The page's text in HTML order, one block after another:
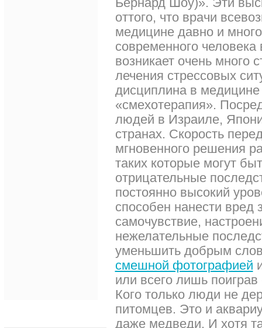
оттого, что врачи
медицине давно и
современного человека
возникает очень много
лечения стрессовых
дисциплина в медицине
«смехотерапия».
людей в Израиле,
странах. Скорость
мгновенного решения
таких которые могут
отрицательные
постоянно высокий
способен нанести вред
самочувствие,
нежелательные
уменьшить добрым
смешной фотографией
или всего лишь
Кого только люди не
питомцев. Это и
даже медведи. И хотя